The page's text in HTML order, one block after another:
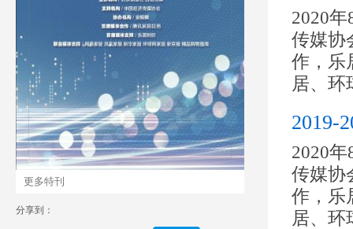
更多特刊
分享到：
2020
传媒协
作，乐
居、环
2019-
2020
传媒协
作，乐
居、环